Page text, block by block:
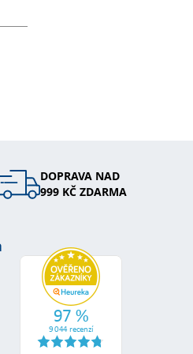
DOPRAVA NAD
999 KČ ZDARMA